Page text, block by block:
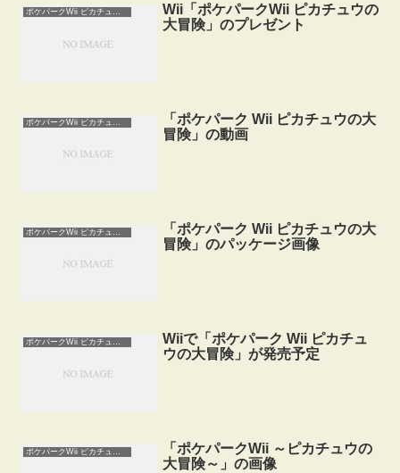
ポケパークWii ピカチュウの大冒険
Wii「ポケパークWii ピカチュウの
大冒険」のプレゼント
「ポケパーク Wii ピカチュウの大
冒険」の動画
「ポケパーク Wii ピカチュウの大
冒険」のパッケージ画像
ポケパークWii ピカチュウの大冒険
Wiiで「ポケパーク Wii ピカチュ
ウの大冒険」が発売予定
ポケパークWii ピカチュウの大冒険
「ポケパークWii ～ピカチュウの
大冒険～」の画像